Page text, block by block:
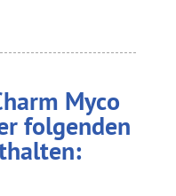
Myco
folgenden